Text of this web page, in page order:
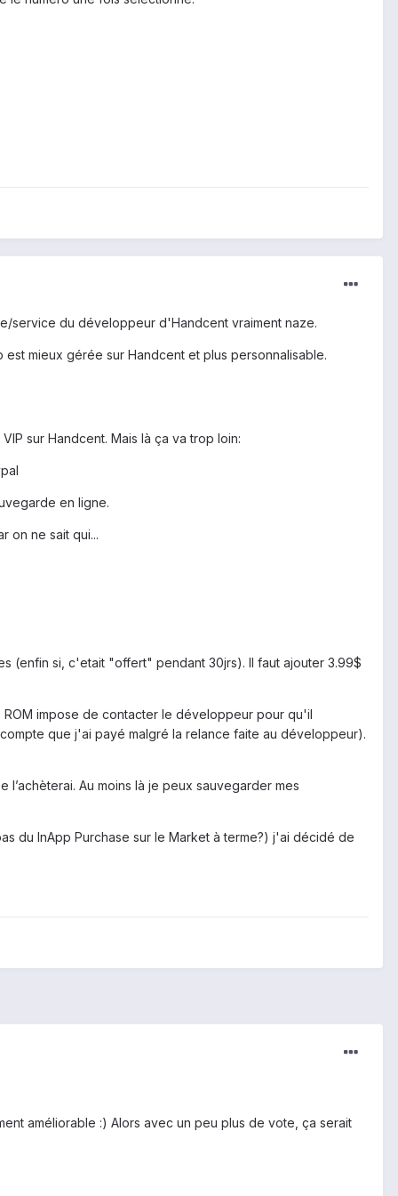
service du développeur d'Handcent vraiment naze.
mieux gérée sur Handcent et plus personnalisable.
sur Handcent. Mais là ça va trop loin:
en ligne.
on ne sait qui...
(enfin si, c'etait "offert" pendant 30jrs). Il faut ajouter 3.99$
impose de contacter le développeur pour qu'il
que j'ai payé malgré la relance faite au développeur).
Au moins là je peux sauvegarder mes
du InApp Purchase sur le Market à terme?) j'ai décidé de
améliorable :) Alors avec un peu plus de vote, ça serait